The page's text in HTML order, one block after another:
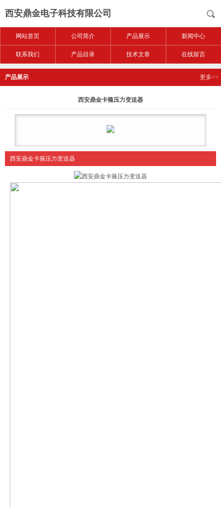
西安鼎金电子科技有限公司
网站首页 公司简介 产品展示 新闻中心
联系我们 产品目录 技术文章 在线留言
产品展示 更多>>
西安鼎金卡箍压力变送器
西安鼎金卡箍压力变送器